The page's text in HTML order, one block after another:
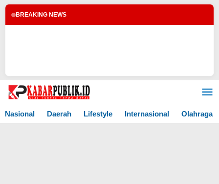
BREAKING NEWS
Lewati
Nasional
Daerah Lifestyle Internasional Olahraga